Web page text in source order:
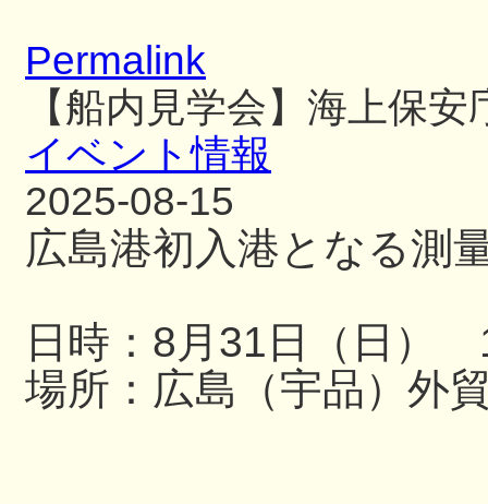
Permalink
【船内見学会】海上保
イベント情報
2025-08-15
広島港初入港となる測
日時：8月31日（日）
場所：広島（宇品）外